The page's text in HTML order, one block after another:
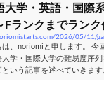
大学・英語・国際
Fランクまでランク
は、noriomiと申します。 今
学・国際大学の難易度序
という記事を述べていきま
ンク～Fランクまでランク